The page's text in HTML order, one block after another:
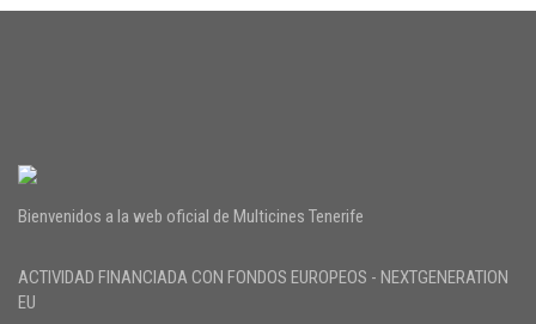
Bienvenidos a la web oficial de Multicines Tenerife
ACTIVIDAD FINANCIADA CON FONDOS EUROPEOS - NEXTGENERATION
EU